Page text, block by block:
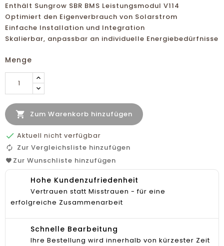
Enthält Sungrow SBR BMS Leistungsmodul V114
Optimiert den Eigenverbrauch von Solarstrom
Einfache Installation und Integration
Skalierbar, anpassbar an individuelle Energiebedürfnisse
Menge
 Zum Warenkorb hinzufügen
 Aktuell nicht verfügbar
Zur Vergleichsliste hinzufügen
Zur Wunschliste hinzufügen
Hohe Kundenzufriedenheit
Vertrauen statt Misstrauen - für eine
erfolgreiche Zusammenarbeit
Schnelle Bearbeitung
Ihre Bestellung wird innerhalb von kürzester Zeit